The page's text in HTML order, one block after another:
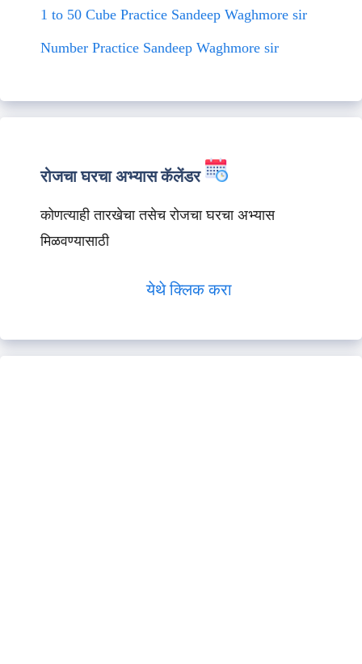
1 to 50 Cube Practice Sandeep Waghmore sir
Number Practice Sandeep Waghmore sir
रोजचा घरचा अभ्यास कॅलेंडर
कोणत्याही तारखेचा तसेच रोजचा घरचा अभ्यास
मिळवण्यासाठी
येथे क्लिक करा